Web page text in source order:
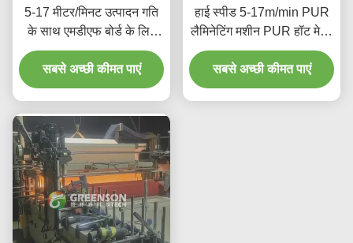
5-17 मीटर/मिनट उत्पादन गति
के साथ एमडीएफ बोर्ड के लिए
स्वचालित पीयूआर गर्म गोंद
लेमिनेटिंग मशीन
सबसे अच्छी कीमत पाएं
हाई स्पीड 5-17m/min PUR
लैमिनेटिंग मशीन PUR हॉट मेल्ट
एडहेसिव और 1300mm मैक्स
लैमिनेटिंग चौड़ाई के साथ
सबसे अच्छी कीमत पाएं